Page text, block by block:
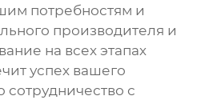
потребностям и
производителя и
на всех этапах
успех вашего
сотрудничество с